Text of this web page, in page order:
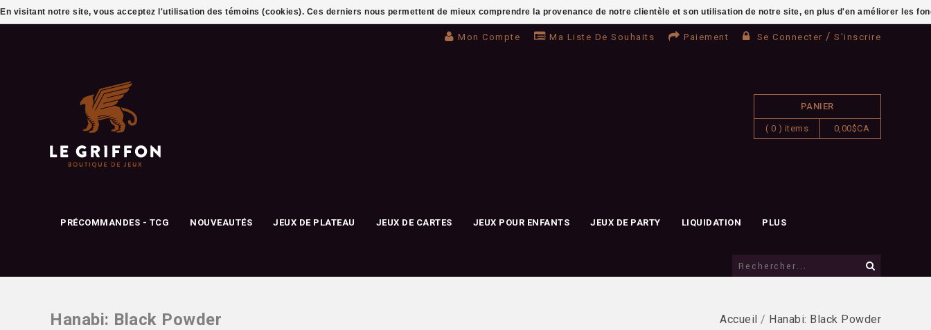
Mon Compte Ma Liste De Souhaits Paiement Se Connecter / S'inscrire
PANIER
( 0 ) items 0,00$CA
PRÉCOMMANDES - TCG NOUVEAUTÉS JEUX DE PLATEAU JEUX DE CARTES JEUX POUR ENFANTS JEUX DE PARTY LIQUIDATION PLUS
Hanabi: Black Powder Accueil / Hanabi: Black Powder
En visitant notre site, vous acceptez l'utilisation des témoins (cookies). Ces derniers nous permettent de mieux comprendre la provenance de notre clientèle et son utilisation de notre site, en plus d'en améliorer les